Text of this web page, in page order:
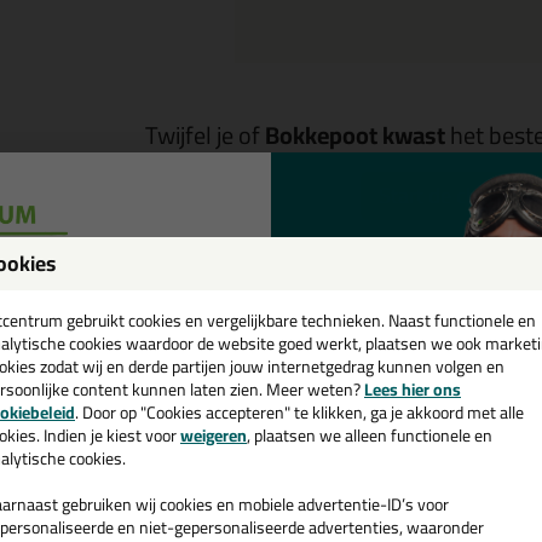
Twijfel je ofBokkepoot kwasthet
Start de check
kwast in 50mm
de Bokkepoot kwast in 50mm vandaag nog! Vandaag besteld =
je meer weten over de toepassing en kenmerken van dit product?
gebruikt cookies en vergelijkbare technieken. Naast functionele en
cookies waardoor de website goed werkt, plaatsen we ook
zodat wij en derde partijen jouw internetgedrag kunnen volgen en
content kunnen laten zien. Meer weten?Lees hier ons
. Door op "Cookies accepteren" te klikken, ga je akkoord met alle
Indien je kiest voorweigeren, plaatsen we alleen functionele en
cookies.
gebruiken wij cookies en mobiele advertentie-ID’s voor
en niet-gepersonaliseerde advertenties, waaronder
💚
en ontvang een
€35,-bij je eerste bestelling!